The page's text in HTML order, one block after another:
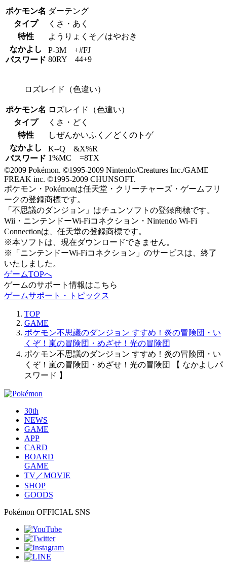
ポケモン名 ダーテング
タイプ
くさ・あく
特性
ようりょくそ／はやおき
なかよし
パスワード
P-3M +#FJ
80RY 44+9
ロズレイド（色違い）
ポケモン名 ロズレイド（色違い）
タイプ
くさ・どく
特性
しぜんかいふく／どくのトゲ
なかよし
パスワード
K--Q &X%R
1%MC =8TX
©2009 Pokémon. ©1995-2009 Nintendo/Creatures Inc./GAME
FREAK inc. ©1995-2009 CHUNSOFT.
ポケモン・Pokémonは任天堂・クリーチャーズ・ゲームフリ
ークの登録商標です。
「不思議のダンジョン」はチュンソフトの登録商標です。
Wii・ニンテンドーWi-Fiコネクション・Nintendo Wi-Fi
Connectionは、任天堂の登録商標です。
※本ソフトは、現在ダウンロードできません。
※「ニンテンドーWi-Fiコネクション」のサービスは、終了
いたしました。
ゲームTOPへ
ゲームのサポート情報はこちら
ゲームサポート・トピックス
TOP
GAME
ポケモン不思議のダンジョン すすめ！炎の冒険団・い
くぞ！嵐の冒険団・めざせ！光の冒険団
ポケモン不思議のダンジョン すすめ！炎の冒険団・い
くぞ！嵐の冒険団・めざせ！光の冒険団 【 なかよしパ
スワード 】
30th
NEWS
GAME
APP
CARD
BOARD
GAME
TV／MOVIE
SHOP
GOODS
Pokémon OFFICIAL SNS